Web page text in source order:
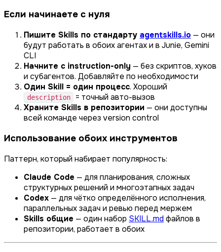
Если начинаете с нуля
Пишите Skills по стандарту agentskills.io — они
будут работать в обоих агентах и в Junie, Gemini
CLI
Начните с instruction-only — без скриптов, хуков
и субагентов. Добавляйте по необходимости
Один Skill = один процесс. Хороший
description
= точный авто-вызов
Храните Skills в репозитории — они доступны
всей команде через version control
Использование обоих инструментов
Паттерн, который набирает популярность:
Claude Code — для планирования, сложных
структурных решений и многоэтапных задач
Codex — для чётко определённого исполнения,
параллельных задач и ревью перед мержем
Skills общие — один набор SKILL.md файлов в
репозитории, работает в обоих